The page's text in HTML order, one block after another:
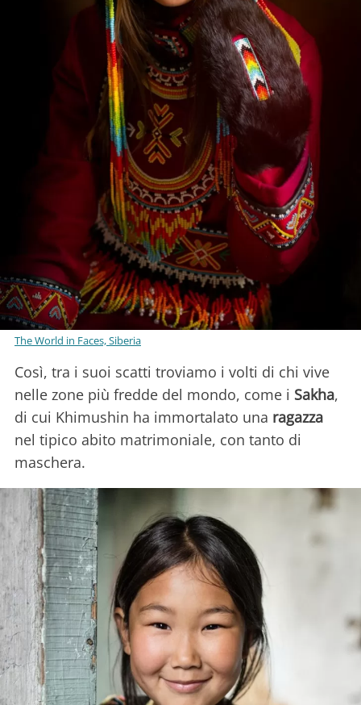
The World in Faces, Siberia
Così, tra i suoi scatti troviamo i volti di chi vive
nelle zone più fredde del mondo, come i Sakha,
di cui Khimushin ha immortalato una ragazza
nel tipico abito matrimoniale, con tanto di
maschera.